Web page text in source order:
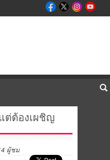
ต่ต้องเผชิญ
ผู้ชม